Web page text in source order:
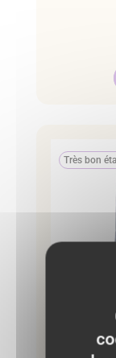
Très bon